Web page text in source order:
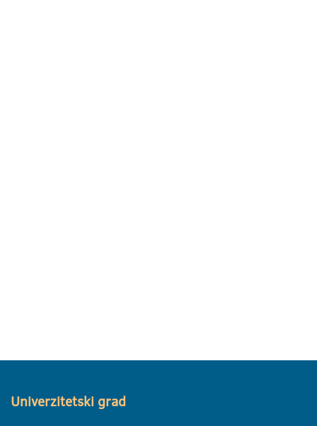
Univerzitetski grad